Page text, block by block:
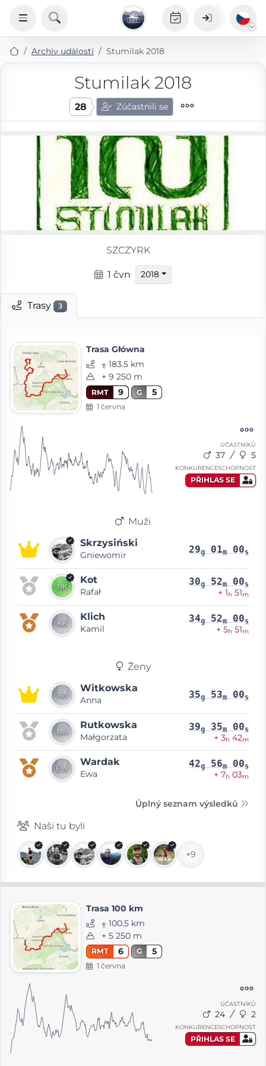
Archiv událostí Stumilak 2018
Stumilak 2018
28 Zúčastnili se
SZCZYRK
1 čvn 2018
Trasy 3
Trasa Główna
⨦ 183.5 km
+ 9 250 m
RMT 9 G 5
1 června
ÚČASTNÍKŮ
37 5
KONKURENCESCHOPNOST
PŘIHLAS SE
Muži
Skrzysiński
Gniewomir 29g 01m 00s
Kot
Rafał
30g 52m 00s
+ 1h 51m
Klich
Kamil
34g 52m 00s
+ 5h 51m
Ženy
Witkowska
Anna 35g 53m 00s
Rutkowska
Małgorzata
39g 35m 00s
+ 3h 42m
Wardak
Ewa
42g 56m 00s
+ 7h 03m
Úplný seznam výsledků
Naši tu byli
+9
Trasa 100 km
⨦ 100.5 km
+ 5 250 m
RMT 6 G 5
1 června
ÚČASTNÍKŮ
24 2
KONKURENCESCHOPNOST
PŘIHLAS SE